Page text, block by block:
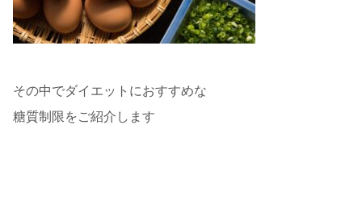
その中でダイエットにおすすめな
糖質制限をご紹介します